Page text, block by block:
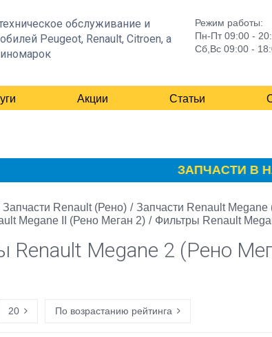
обслуживание и
Peugeot, Renault, Citroen, а
Режим работы:
Пн-Пт 09:00 -
Сб,Вс 09:00 -
Акции Статьи
ЗАПЧАСТИ В
Запчасти Renault (Рено) / Запчасти Renault
Megane II (Рено Меган 2) / Фильтры Renault
Renault Megane 2 (Рено
20 По возрастанию рейтинга